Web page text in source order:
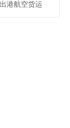
港航空货运